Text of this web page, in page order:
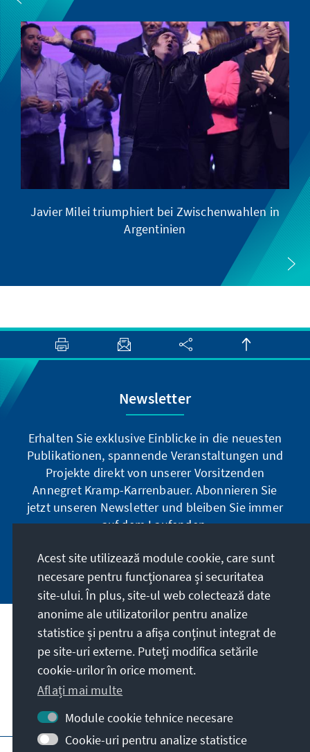
Javier Milei triumphiert bei Zwischenwahlen in
Argentinien
Newsletter
Erhalten Sie exklusive Einblicke in die neuesten
Publikationen, spannende Veranstaltungen und
Projekte direkt von unserer Vorsitzenden
Annegret Kramp-Karrenbauer. Abonnieren Sie
jetzt unseren Newsletter und bleiben Sie immer
auf dem Laufenden.
Jetzt abonnieren
Misiunea noastră
Contact
Alte oferte ale fundației
Acest site utilizează module cookie, care sunt
necesare pentru funcționarea și securitatea
site-ului. În plus, site-ul web colectează date
anonime ale utilizatorilor pentru analize
statistice și pentru a afișa conținut integrat de
pe site-uri externe. Puteți modifica setările
cookie-urilor în orice moment.
Aflați mai multe
Module cookie tehnice necesare
Cookie-uri pentru analize statistice